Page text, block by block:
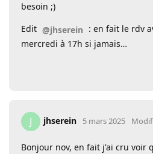
besoin ;)
Edit @jhserein : en fait le rdv
mercredi à 17h si jamais…
J jhserein 5 mars 2025
Bonjour nov, en fait j'ai cru voir